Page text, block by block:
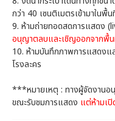
กว่า 40 เซนติเมตรเข้ามาในพื้น
9. ห้ามถ่ายทอดสดการแสดง
อนุญาตลบและเชิญออกจากพื้
10. ห้ามบันทึกภาพการแสดงแ
โรงละคร
***หมายเหตุ : ทางผู้จัดงานอ
ขณะรับชมการแสดง แต่ห้ามเ